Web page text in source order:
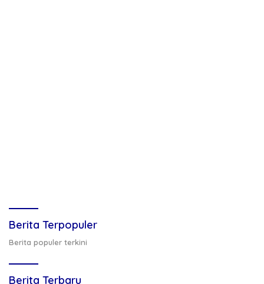
Berita Terpopuler
Berita populer terkini
Berita Terbaru